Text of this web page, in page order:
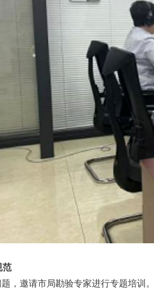
范
，邀请市局勘验专家进行专题培训